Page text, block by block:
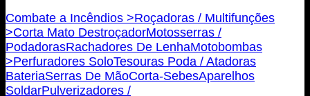
Combate a Incêndios >Roçadoras / Multifunções
>Corta Mato DestroçadorMotosserras /
PodadorasRachadores De LenhaMotobombas
>Perfuradores SoloTesouras Poda / Atadoras
BateriaSerras De MãoCorta-SebesAparelhos
SoldarPulverizadores /